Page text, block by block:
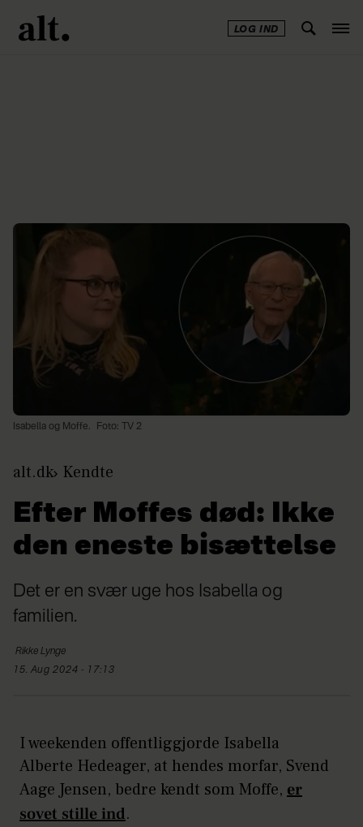
LOG IND
Isabella og Moffe. Foto: TV 2
alt.dk Kendte
Efter Moffes død: Ikke
den eneste bisættelse
Det er en svær uge hos Isabella og
familien.
Rikke Lynge
15. Aug 2024 - 17:13
I weekenden offentliggjorde Isabella
Alberte Hedeager, at hendes morfar, Svend
Aage Jensen, bedre kendt som Moffe, er
sovet stille ind.